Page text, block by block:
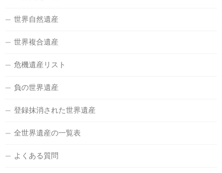
世界自然遺産
世界複合遺産
危機遺産リスト
負の世界遺産
登録抹消された世界遺産
全世界遺産の一覧表
よくある質問